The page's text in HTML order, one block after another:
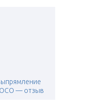
— отзыв